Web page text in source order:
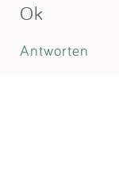
Ok
Antworten